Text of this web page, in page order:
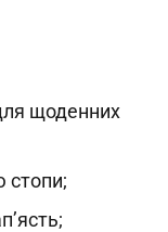
щоденних
стопи;